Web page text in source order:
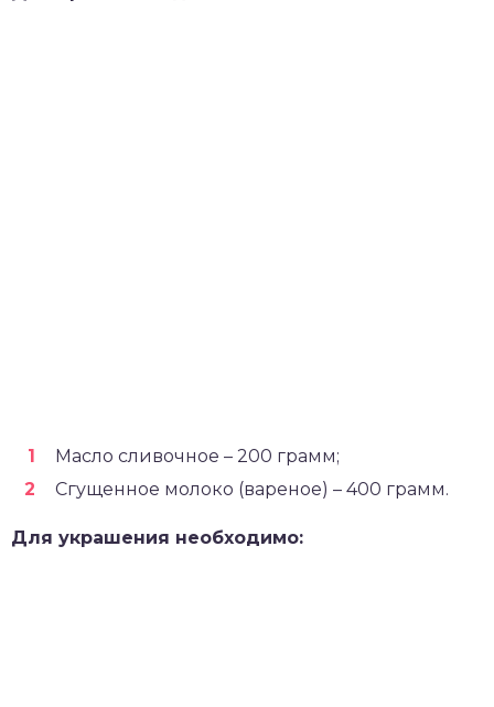
Масло сливочное – 200 грамм;
Сгущенное молоко (вареное) – 400 грамм.
Для украшения необходимо: